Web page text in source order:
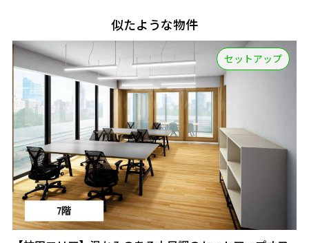
似たような物件
セットアップ